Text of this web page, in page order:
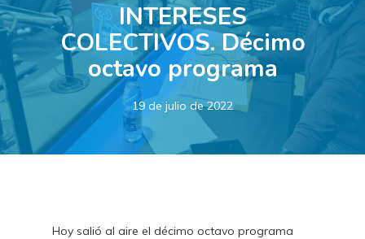
INTERESES
COLECTIVOS. Décimo
octavo programa
19 de julio de 2022
Hoy salió al aire el décimo octavo programa